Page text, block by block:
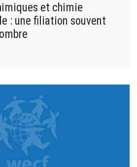
et chimie
: une filiation souvent